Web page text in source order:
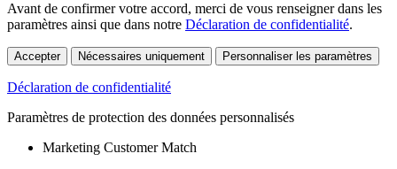
Avant de confirmer votre accord, merci de vous renseigner dans les
paramètres ainsi que dans notre Déclaration de confidentialité.
Accepter Nécessaires uniquement Personnaliser les paramètres
Déclaration de confidentialité
Paramètres de protection des données personnalisés
Marketing Customer Match